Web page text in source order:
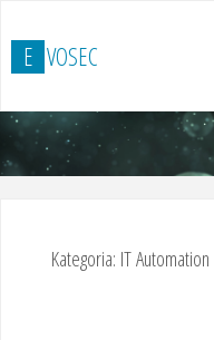
to
content
E VOSEC
Kategoria: IT Automation